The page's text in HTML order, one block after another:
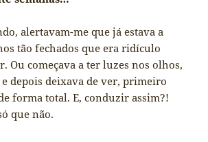
alertavam-me que já estava a
tão fechados que era ridículo
Ou começava a ter luzes nos olhos,
depois deixava de ver, primeiro
forma total. E, conduzir assim?!
que não.